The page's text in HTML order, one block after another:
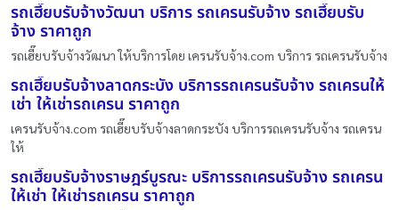
รถเฮี๊ยบรับจ้างวัฒนา บริการ รถเครนรับจ้าง รถเฮี๊ยบรับ
จ้าง ราคาถูก
รถเฮี๊ยบรับจ้างวัฒนา ให้บริการโดย เครนรับจ้าง.com บริการ รถเครนรับจ้าง
รถเฮี๊ยบรับจ้างลาดกระบัง บริการรถเครนรับจ้าง รถเครนให้
เช่า ให้เช่ารถเครน ราคาถูก
เครนรับจ้าง.com รถเฮี๊ยบรับจ้างลาดกระบัง บริการรถเครนรับจ้าง รถเครน
ให้
รถเฮี๊ยบรับจ้างราษฎร์บูรณะ บริการรถเครนรับจ้าง รถเครน
ให้เช่า ให้เช่ารถเครน ราคาถูก